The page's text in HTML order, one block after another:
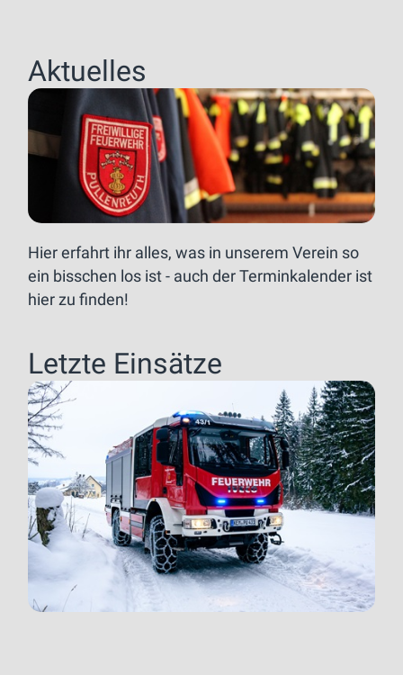
Aktuelles
Hier erfahrt ihr alles, was in unserem Verein so
ein bisschen los ist - auch der Terminkalender ist
hier zu finden!
Letzte Einsätze